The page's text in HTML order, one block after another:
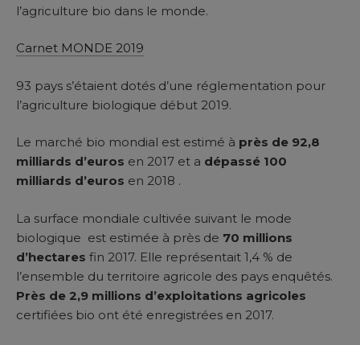
l’agriculture bio dans le monde.
Carnet MONDE 2019
93 pays s’étaient dotés d’une réglementation pour
l’agriculture biologique début 2019.
Le marché bio mondial est estimé à près de 92,8
milliards d’euros en 2017 et a dépassé 100
milliards d’euros en 2018 .
La surface mondiale cultivée suivant le mode
biologique est estimée à près de 70 millions
d’hectares fin 2017. Elle représentait 1,4 % de
l’ensemble du territoire agricole des pays enquêtés.
Près de 2,9 millions d’exploitations agricoles
certifiées bio ont été enregistrées en 2017.